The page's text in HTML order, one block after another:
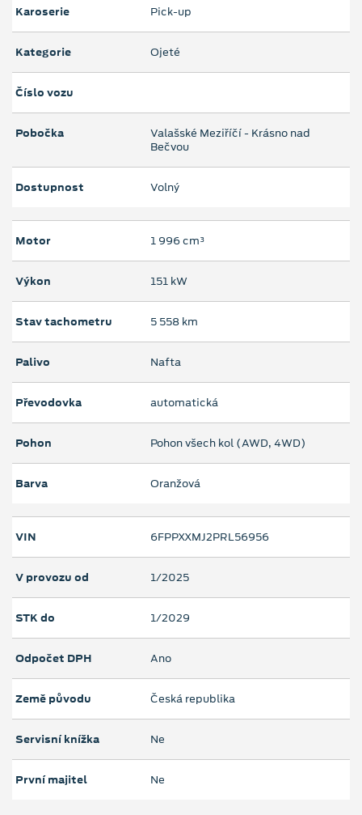
Karoserie Pick-up
Kategorie Ojeté
Číslo vozu
Pobočka
Valašské Meziříčí - Krásno nad
Bečvou
Dostupnost Volný
Motor 1 996 cm³
Výkon 151 kW
Stav tachometru 5 558 km
Palivo Nafta
Převodovka automatická
Pohon Pohon všech kol (AWD, 4WD)
Barva Oranžová
VIN 6FPPXXMJ2PRL56956
V provozu od 1/2025
STK do 1/2029
Odpočet DPH Ano
Země původu Česká republika
Servisní knížka Ne
První majitel Ne